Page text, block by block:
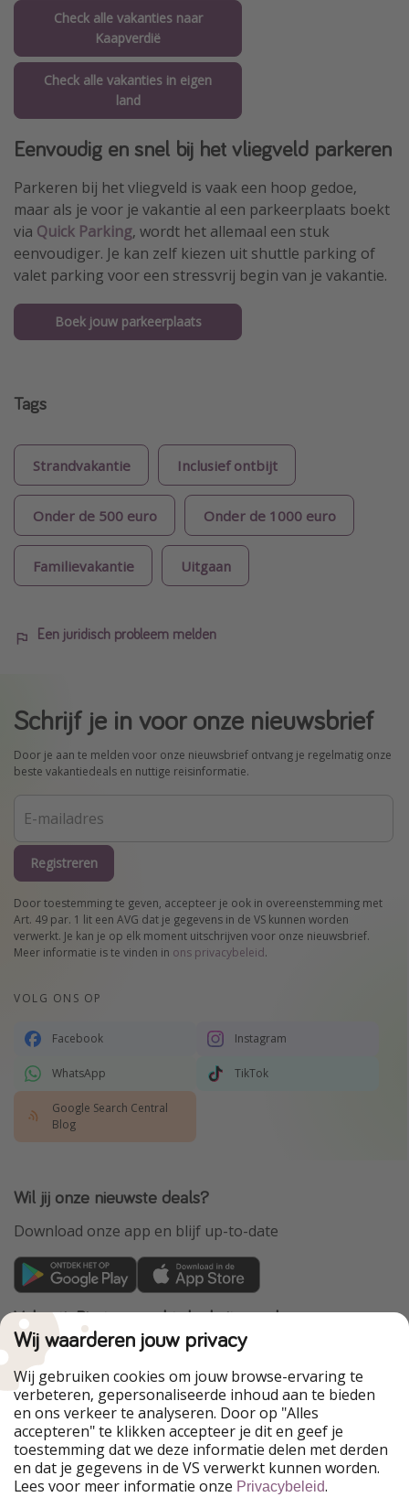
Check alle vakanties naar
Kaapverdië
Check alle vakanties in eigen
land
Eenvoudig en snel bij het vliegveld parkeren
Parkeren bij het vliegveld is vaak een hoop gedoe,
maar als je voor je vakantie al een parkeerplaats boekt
via Quick Parking, wordt het allemaal een stuk
eenvoudiger. Je kan zelf kiezen uit shuttle parking of
valet parking voor een stressvrij begin van je vakantie.
Boek jouw parkeerplaats
Tags
Strandvakantie Inclusief ontbijt
Onder de 500 euro Onder de 1000 euro
Familievakantie Uitgaan
Een juridisch probleem melden
Schrijf je in voor onze nieuwsbrief
Door je aan te melden voor onze nieuwsbrief ontvang je regelmatig onze
beste vakantiedeals en nuttige reisinformatie.
Registreren
Door toestemming te geven, accepteer je ook in overeenstemming met
Art. 49 par. 1 lit een AVG dat je gegevens in de VS kunnen worden
verwerkt. Je kan je op elk moment uitschrijven voor onze nieuwsbrief.
Meer informatie is te vinden in ons privacybeleid.
VOLG ONS OP
Facebook Instagram
WhatsApp TikTok
Google Search Central
Blog
Wil jij onze nieuwste deals?
Download onze app en blijf up-to-date
VakantiePiraten maakt deel uit van de
HolidayPirates Group
Onze markten
PiratinViaggio
HolidayPirates
WakacyjniPiraci
VoyagesPirates
Ferienpiraten
Urlaubspiraten
Urlaubspiraten
ViajerosPiratas
TravelPirates
Wij waarderen jouw privacy
Wij gebruiken cookies om jouw browse-ervaring te
verbeteren, gepersonaliseerde inhoud aan te bieden
en ons verkeer te analyseren. Door op "Alles
accepteren" te klikken accepteer je dit en geef je
toestemming dat we deze informatie delen met derden
en dat je gegevens in de VS verwerkt kunnen worden.
Lees voor meer informatie onze Privacybeleid.